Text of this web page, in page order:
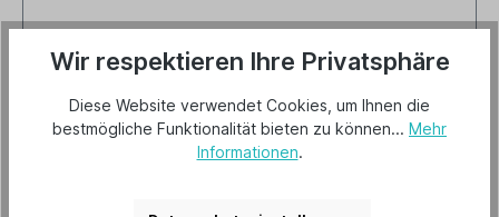
140,00 €*
Details
Wir respektieren Ihre Privatsphäre
Diese Website verwendet Cookies, um Ihnen die
bestmögliche Funktionalität bieten zu können... Mehr
Informationen.